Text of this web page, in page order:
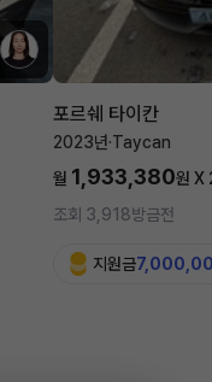
포르쉐 타이칸
2023년·Taycan
월 1,933,380원 X
조회 3,918방금전
지원금